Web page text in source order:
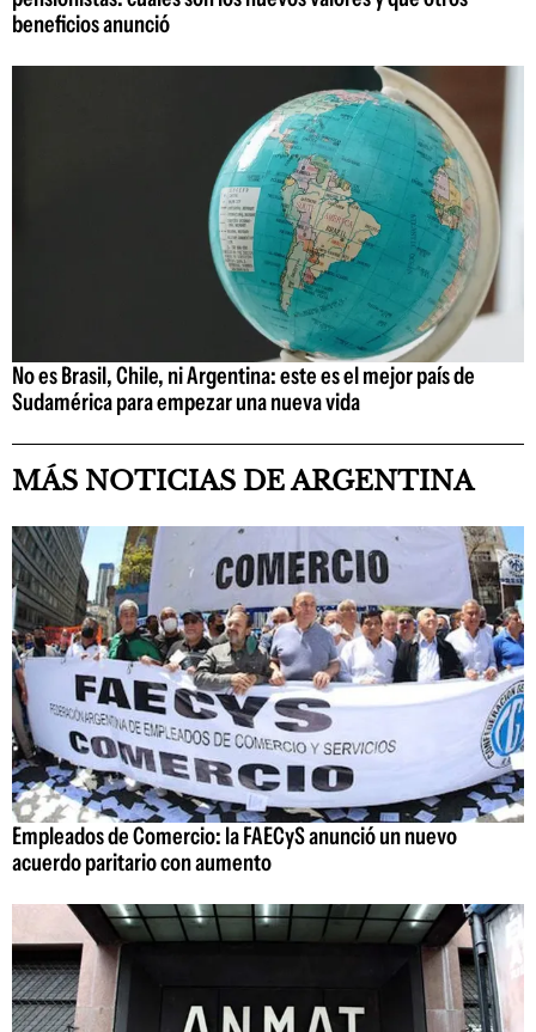
beneficios anunció
No es Brasil, Chile, ni Argentina: este es el mejor país de
Sudamérica para empezar una nueva vida
MÁS NOTICIAS DE ARGENTINA
Empleados de Comercio: la FAECyS anunció un nuevo
acuerdo paritario con aumento